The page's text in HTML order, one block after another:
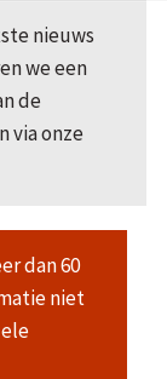
nieuws
we een
de
via onze
dan 60
niet